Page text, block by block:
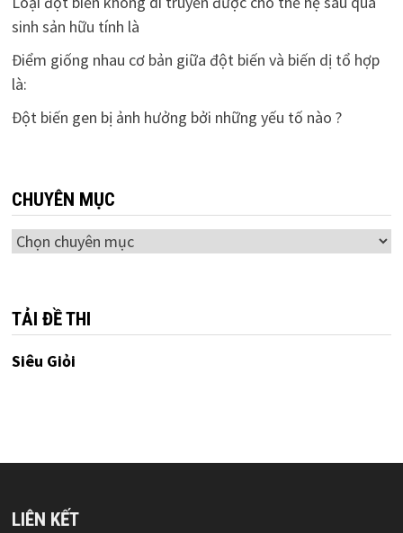
sinh sản hữu tính là
Điểm giống nhau cơ bản giữa đột biến và biến dị tổ hợp
là:
Đột biến gen bị ảnh hưởng bởi những yếu tố nào ?
CHUYÊN MỤC
Chuyên
TẢI ĐỀ THI
Siêu Giỏi
LIÊN KẾT